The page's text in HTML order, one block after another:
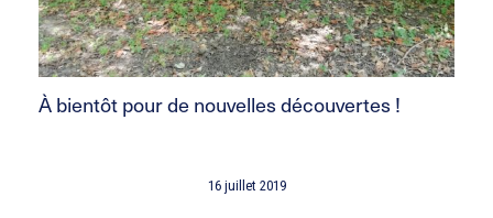
À bientôt pour de nouvelles découvertes !
16 juillet 2019